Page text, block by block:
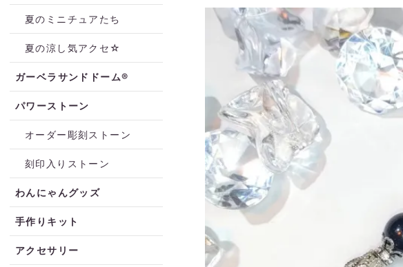
夏のミニチュアたち
夏の涼し気アクセ☆
ガーベラサンドドーム®
パワーストーン
オーダー彫刻ストーン
刻印入りストーン
わんにゃんグッズ
手作りキット
アクセサリー